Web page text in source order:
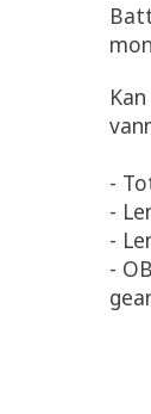
-
-
-
-